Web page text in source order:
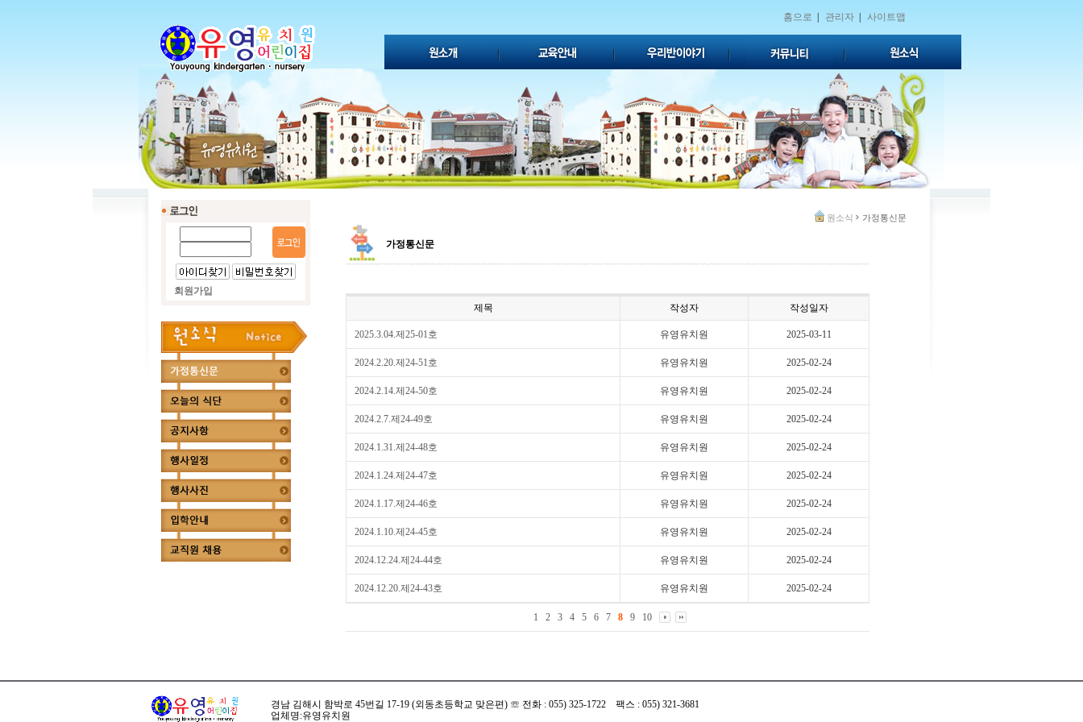
홈으로 관리자 사이트맵
회원가입
원소식 가정통신문
가정통신문
제목 작성자 작성일자
2025.3.04.제25-01호 유영유치원 2025-03-11
2024.2.20.제24-51호 유영유치원 2025-02-24
2024.2.14.제24-50호 유영유치원 2025-02-24
2024.2.7.제24-49호 유영유치원 2025-02-24
2024.1.31.제24-48호 유영유치원 2025-02-24
2024.1.24.제24-47호 유영유치원 2025-02-24
2024.1.17.제24-46호 유영유치원 2025-02-24
2024.1.10.제24-45호 유영유치원 2025-02-24
2024.12.24.제24-44호 유영유치원 2025-02-24
2024.12.20.제24-43호 유영유치원 2025-02-24
1 2 3 4 5 6 7 8 9 10
경남 김해시 함박로 45번길 17-19 (외동초등학교 맞은편) ☏ 전화 : 055) 325-1722 팩스 : 055) 321-3681
업체명:유영유치원